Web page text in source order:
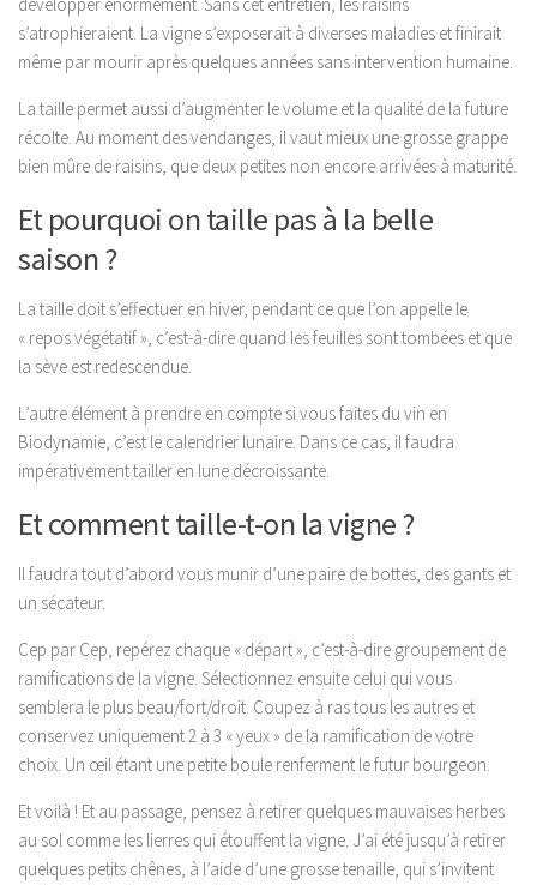
développer énormément. Sans cet entretien, les raisins
s’atrophieraient. La vigne s’exposerait à diverses maladies et finirait
même par mourir après quelques années sans intervention humaine.
La taille permet aussi d’augmenter le volume et la qualité de la future
récolte. Au moment des vendanges, il vaut mieux une grosse grappe
bien mûre de raisins, que deux petites non encore arrivées à maturité.
Et pourquoi on taille pas à la belle
saison ?
La taille doit s’effectuer en hiver, pendant ce que l’on appelle le
« repos végétatif », c’est-à-dire quand les feuilles sont tombées et que
la sève est redescendue.
L’autre élément à prendre en compte si vous faites du vin en
Biodynamie, c’est le calendrier lunaire. Dans ce cas, il faudra
impérativement tailler en lune décroissante.
Et comment taille-t-on la vigne ?
Il faudra tout d’abord vous munir d’une paire de bottes, des gants et
un sécateur.
Cep par Cep, repérez chaque « départ », c’est-à-dire groupement de
ramifications de la vigne. Sélectionnez ensuite celui qui vous
semblera le plus beau/fort/droit. Coupez à ras tous les autres et
conservez uniquement 2 à 3 « yeux » de la ramification de votre
choix. Un œil étant une petite boule renferment le futur bourgeon.
Et voilà ! Et au passage, pensez à retirer quelques mauvaises herbes
au sol comme les lierres qui étouffent la vigne. J’ai été jusqu’à retirer
quelques petits chênes, à l’aide d’une grosse tenaille, qui s’invitent